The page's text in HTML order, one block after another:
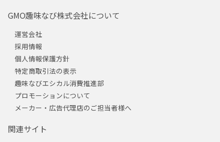
GMO趣味なび株式会社について
運営会社
採用情報
個人情報保護方針
特定商取引法の表示
趣味なびエシカル消費推進部
プロモーションについて
メーカー・広告代理店のご担当者様へ
関連サイト